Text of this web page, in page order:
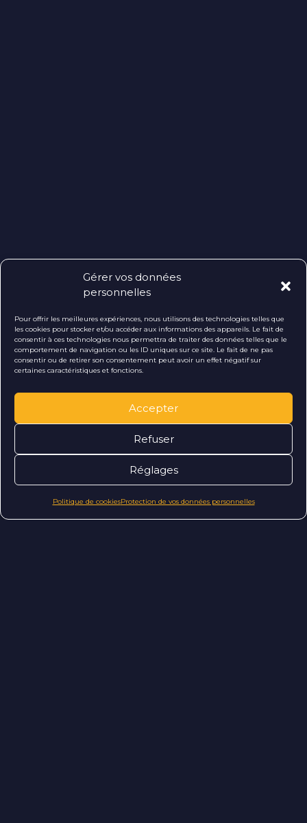
Gérer vos données
personnelles
Pour offrir les meilleures expériences, nous utilisons des technologies telles que
les cookies pour stocker et/ou accéder aux informations des appareils. Le fait de
consentir à ces technologies nous permettra de traiter des données telles que le
comportement de navigation ou les ID uniques sur ce site. Le fait de ne pas
consentir ou de retirer son consentement peut avoir un effet négatif sur
certaines caractéristiques et fonctions.
Accepter
Refuser
Réglages
Politique de cookiesProtection de vos données personnelles